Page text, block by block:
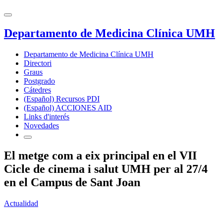
Departamento de Medicina Clínica UMH
Departamento de Medicina Clínica UMH
Directori
Graus
Postgrado
Cátedres
(Español) Recursos PDI
(Español) ACCIONES AID
Links d'interés
Novedades
El metge com a eix principal en el VII
Cicle de cinema i salut UMH per al 27/4
en el Campus de Sant Joan
Actualidad